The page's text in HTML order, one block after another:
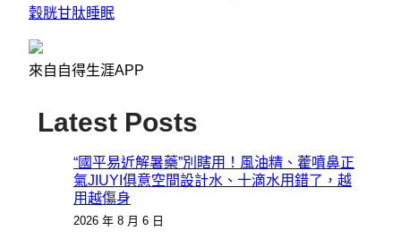
穀胱甘肽睡眠
來自自得生涯APP
Latest Posts
“國平易近解暑藥”別瞎用！風油精、藿噴鼻正
氣JIUYI俱意空間設計水、十滴水用錯了，越
用越傷身
2026 年 8 月 6 日